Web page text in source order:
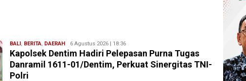
BALI BERITA DAERAH Bentar
Bali
6 Agustus 2026 | 18:36
Kapolsek Dentim Hadiri Pelepasan Purna Tugas
Danramil 1611-01/Dentim, Perkuat Sinergitas TNI-
Polri